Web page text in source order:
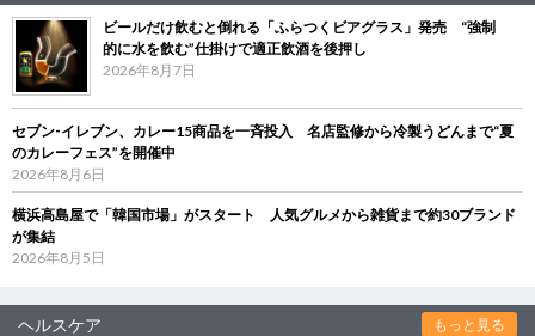
ビールだけ飲むと倒れる「ふらつくビアグラス」発売 “強制
的に水を飲む”仕掛けで適正飲酒を後押し
2026年8月7日
セブン‐イレブン、カレー15商品を一斉投入 名店監修から冷製うどんまで“夏
のカレーフェス”を開催中
2026年8月6日
横浜高島屋で「韓国市場」がスタート 人気グルメから雑貨まで約30ブランド
が集結
2026年8月5日
ヘルスケア もっと見る